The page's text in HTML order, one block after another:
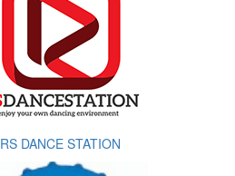
RS DANCE STATION